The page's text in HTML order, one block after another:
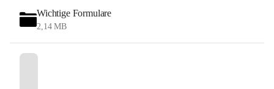
Wichtige Formulare
2,14 MB